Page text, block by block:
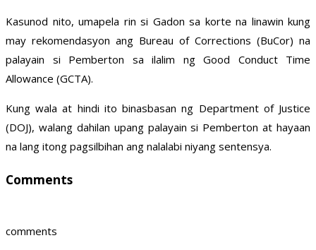
Kasunod nito, umapela rin si Gadon sa korte na linawin kung
may rekomendasyon ang Bureau of Corrections (BuCor) na
palayain si Pemberton sa ilalim ng Good Conduct Time
Allowance (GCTA).
Kung wala at hindi ito binasbasan ng Department of Justice
(DOJ), walang dahilan upang palayain si Pemberton at hayaan
na lang itong pagsilbihan ang nalalabi niyang sentensya.
Comments
comments